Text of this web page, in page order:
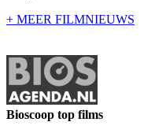
+ MEER FILMNIEUWS
Bioscoop top films